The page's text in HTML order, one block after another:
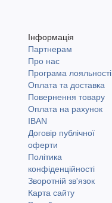
Інформація
Партнерам
Про нас
Програма лояльності
Оплата та доставка
Повернення товару
Оплата на рахунок
IBAN
Договір публічної
оферти
Політика
конфіденційності
Зворотній зв'язок
Карта сайту